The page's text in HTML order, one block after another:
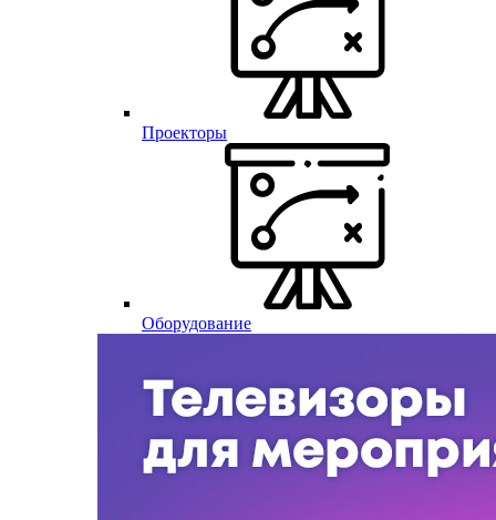
Проекторы
Оборудование